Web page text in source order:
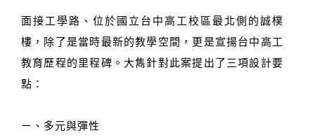
面接工學路、位於國立台中高工校區最北側的誠樸
樓，除了是當時最新的教學空間，更是宣揚台中高工
教育歷程的里程碑。大雋針對此案提出了三項設計要
點：
ㄧ、多元與彈性